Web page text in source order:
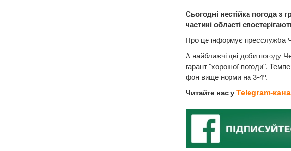
Сьогодні нестійка погода з
частині області
Про це інформує пресслужба
А найближчі дві доби погоду
гарант "хорошої погоди".
фон вище норми на 3-4º.
Читайте нас у Telegram-